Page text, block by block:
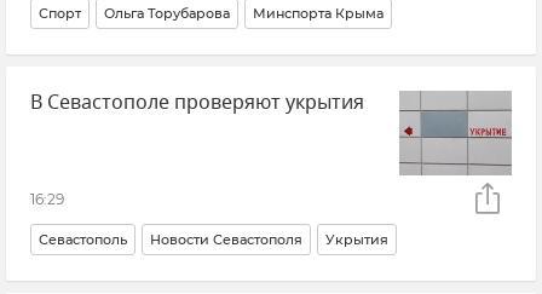
Спорт Ольга Торубарова Минспорта Крыма
Крым Новости Крыма
В Севастополе проверяют укрытия
16:29
Севастополь Новости Севастополя Укрытия
Безопасность Республики Крым и Севастополя